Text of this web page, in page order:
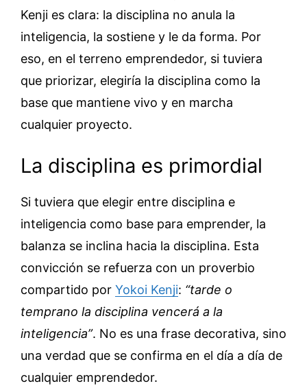
Kenji es clara: la disciplina no anula la
inteligencia, la sostiene y le da forma. Por
eso, en el terreno emprendedor, si tuviera
que priorizar, elegiría la disciplina como la
base que mantiene vivo y en marcha
cualquier proyecto.
La disciplina es primordial
Si tuviera que elegir entre disciplina e
inteligencia como base para emprender, la
balanza se inclina hacia la disciplina. Esta
convicción se refuerza con un proverbio
compartido por Yokoi Kenji: “tarde o
temprano la disciplina vencerá a la
inteligencia”. No es una frase decorativa, sino
una verdad que se confirma en el día a día de
cualquier emprendedor.